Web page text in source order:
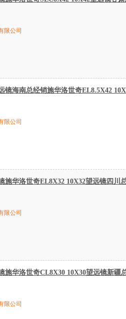
限公司
镜海南总经销施华洛世奇EL8.5X42 10X
限公司
施华洛世奇EL8X32 10X32望远镜四川
限公司
施华洛世奇CL8X30 10X30望远镜新疆
限公司